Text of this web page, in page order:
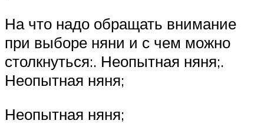
На что надо обращать внимание
при выборе няни и с чем можно
столкнуться:. Неопытная няня;.
Неопытная няня;
Неопытная няня;